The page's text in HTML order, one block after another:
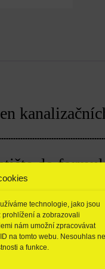
technologie, jako jsou
prohlížení a zobrazovali
nám umožní zpracovávat
na tomto webu. Nesouhlas
a funkce.
do